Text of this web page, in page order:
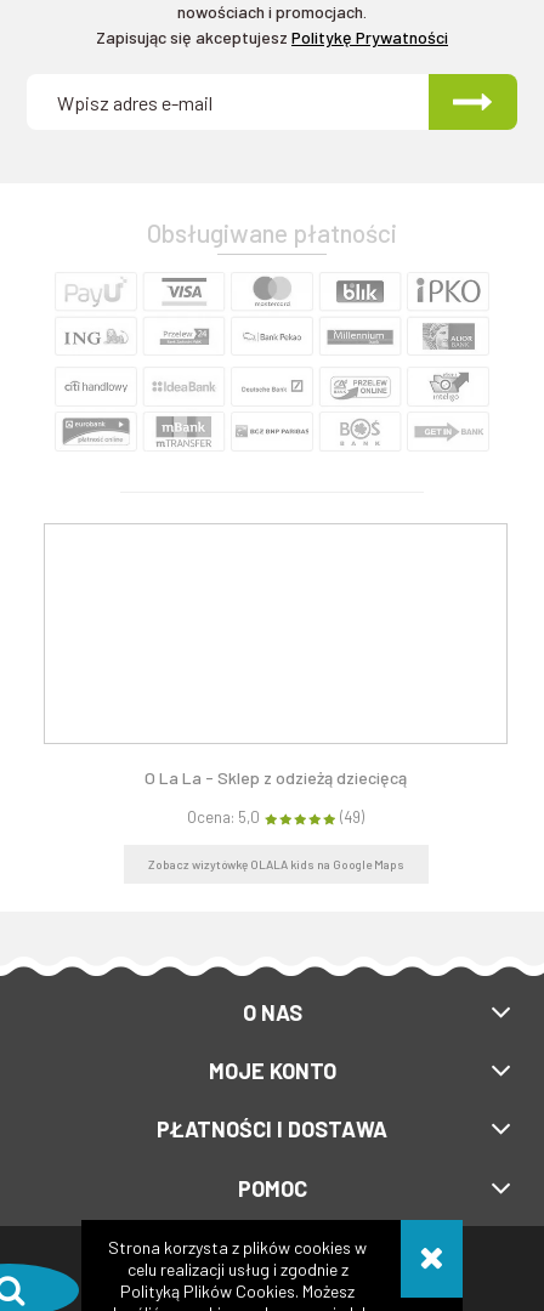
Strona korzysta z plików cookies w
celu realizacji usług i zgodnie z
Polityką Plików Cookies. Możesz
nowościach i promocjach.
Zapisując się akceptujesz Politykę Prywatności
Obsługiwane płatności
O La La - Sklep z odzieżą dziecięcą
Ocena: 5,0 (49)
Zobacz wizytówkę OLALA kids na Google Maps
O NAS
MOJE KONTO
PŁATNOŚCI I DOSTAWA
POMOC
Copyright © 2017-2024
Olalakids.pl
Realizacja:XeniaDesign.pl| Sklep internetowy: